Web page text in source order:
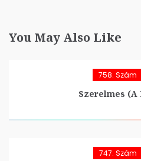
You May Also Like
758. Szám
Szerelmes (A
747. Szám